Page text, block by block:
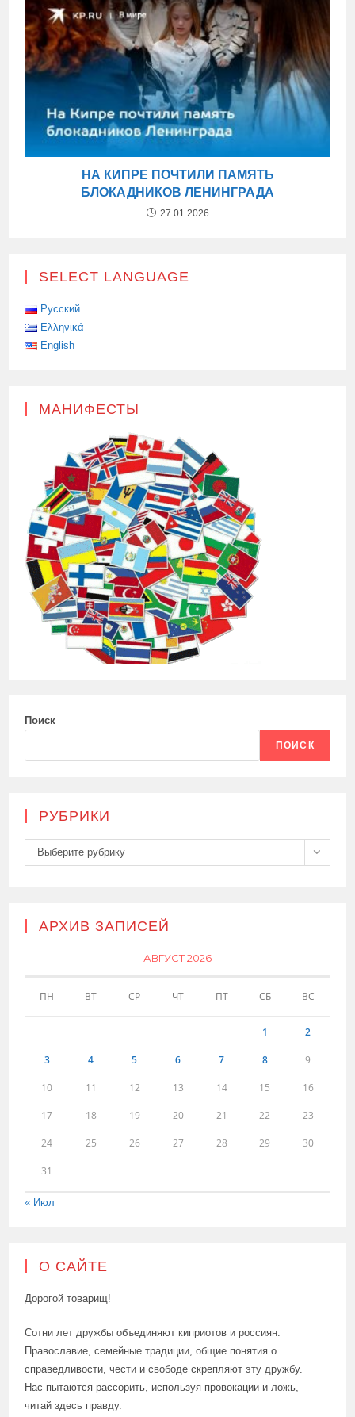
НА КИПРЕ ПОЧТИЛИ ПАМЯТЬ
БЛОКАДНИКОВ ЛЕНИНГРАДА
27.01.2026
SELECT LANGUAGE
Русский
Ελληνικά
English
МАНИФЕСТЫ
Поиск
ПОИСК
РУБРИКИ
Рубрики
Выберите рубрику
АРХИВ ЗАПИСЕЙ
АВГУСТ 2026
ПН ВТ СР ЧТ ПТ СБ ВС
1 2
3 4 5 6 7 8 9
10 11 12 13 14 15 16
17 18 19 20 21 22 23
24 25 26 27 28 29 30
31
« Июл
О САЙТЕ
Дорогой товарищ!
Сотни лет дружбы объединяют киприотов и россиян.
Православие, семейные традиции, общие понятия о
справедливости, чести и свободе скрепляют эту дружбу.
Нас пытаются рассорить, используя провокации и ложь, –
читай здесь правду.